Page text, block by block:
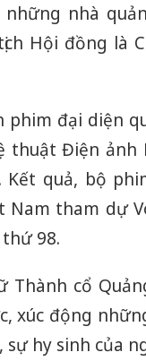
nhà
Hội đồng là
đại diện
thuật Điện
quả, bộ
Nam tham dự
98.
Thành cổ
xúc động
hy sinh của